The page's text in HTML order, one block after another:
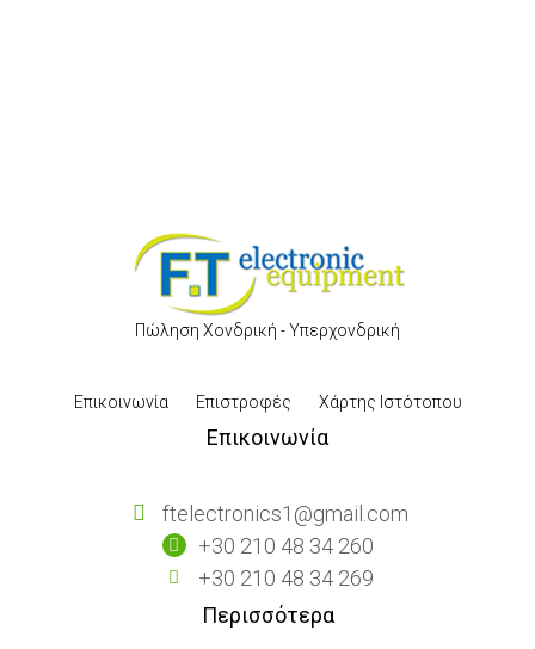
Πώληση Χονδρική - Υπερχονδρική
Επικοινωνία Επιστροφές Χάρτης Ιστότοπου
Επικοινωνία
ftelectronics1@gmail.com
+30 210 48 34 260
+30 210 48 34 269
Περισσότερα